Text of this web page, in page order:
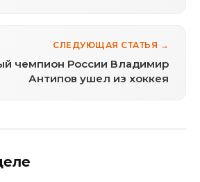
СЛЕДУЮЩАЯ СТАТЬЯ →
чемпион России Владимир
Антипов ушел из хоккея